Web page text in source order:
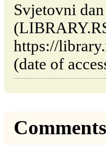
Svjetovni
https://
(date of